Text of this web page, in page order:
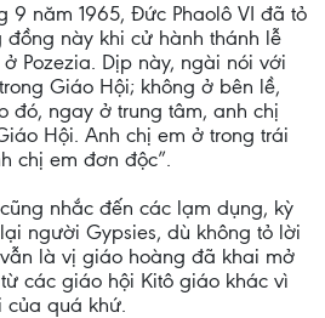
9 năm 1965, Đức Phaolô VI đã tỏ
này khi cử hành thánh lễ
Pozezia. Dịp này, ngài nói với
Giáo Hội; không ở bên lề,
đó, ngay ở trung tâm, anh chị
Hội. Anh chị em ở trong trái
chị em đơn độc”.
nhắc đến các lạm dụng, kỳ
người Gypsies, dù không tỏ lời
là vị giáo hoàng đã khai mở
các giáo hội Kitô giáo khác vì
của quá khứ.